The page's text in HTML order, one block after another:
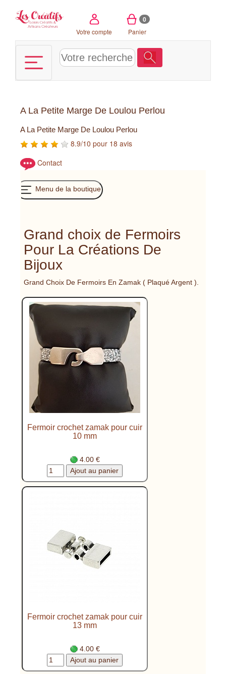
Votre compte
0
Panier
A La Petite Marge De Loulou Perlou
A La Petite Marge De Loulou Perlou
8.9/10 pour 18 avis
Contact
Menu de la boutique
Grand choix de Fermoirs
Pour La Créations De
Bijoux
Grand Choix De Fermoirs En Zamak ( Plaqué Argent ).
Fermoir crochet zamak pour cuir
10 mm
4.00 €
Fermoir crochet zamak pour cuir
13 mm
4.00 €